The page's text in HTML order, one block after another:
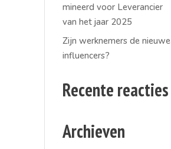
mineerd voor Leverancier
van het jaar 2025
Zijn werknemers de nieuwe
influencers?
Recente reacties
Archieven